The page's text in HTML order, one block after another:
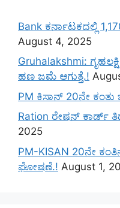
Bank ಕರ್ನಾಟಕದಲ್ಲಿ
August 4, 2025
Gruhalakshmi:
ಹಣ ಜಮೆ‌ ಆಗುತ್ತೆ.!
PM ಕಿಸಾನ್ 20ನೇ ಕಂತು
Ration ರೇಷನ್ ಕಾರ್ಡ್
2025
PM-KISAN 20ನೇ
ಘೋಷಣೆ.! August 1,